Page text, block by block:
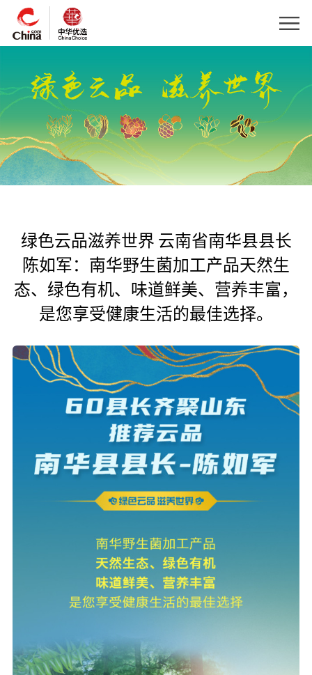
绿色云品滋养世界 云南省南华县县长
陈如军：南华野生菌加工产品天然生
态、绿色有机、味道鲜美、营养丰富，
是您享受健康生活的最佳选择。